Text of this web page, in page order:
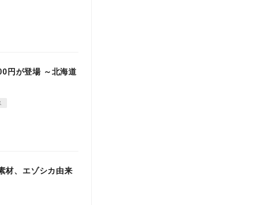
円が登場 ～北海道
材、エゾシカ由来